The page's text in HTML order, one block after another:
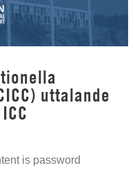
uttalande
is password